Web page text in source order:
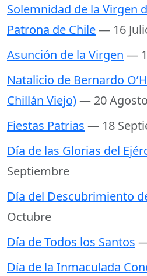
Solemnidad de la Virgen
Patrona de Chile— 16
Asunción de la Virgen —
Natalicio de Bernardo
Chillán Viejo)— 20 Agosto
Fiestas Patrias — 18
Día de las Glorias del
Septiembre
Día del Descubrimiento
Octubre
Día de Todos los Santos
Día de la Inmaculada